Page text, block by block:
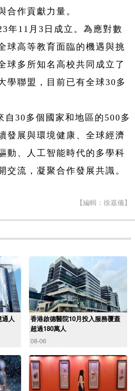
合作貢獻力量。
年11月3日成立。為應對數
球高等教育面臨的機遇與挑
球多所知名高校共同成立了
學聯 盟，目前已有全球30多
自30多個國家和地區的500多
發展與環境健康、全球經濟
動、
人工智能時代的多學科
交流， 凝聚合作發展共識。
【編輯：徐嘉儀】
人
香港啟德醫院10月投入服務覆蓋
超過180萬人
08-06